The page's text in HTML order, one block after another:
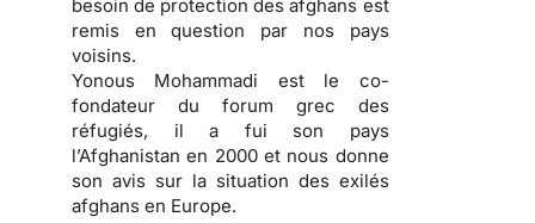
besoin de protection des afghans est
remis en question par nos pays
voisins.
Yonous Mohammadi est le co-
fondateur du forum grec des
réfugiés, il a fui son pays
l’Afghanistan en 2000 et nous donne
son avis sur la situation des exilés
afghans en Europe.